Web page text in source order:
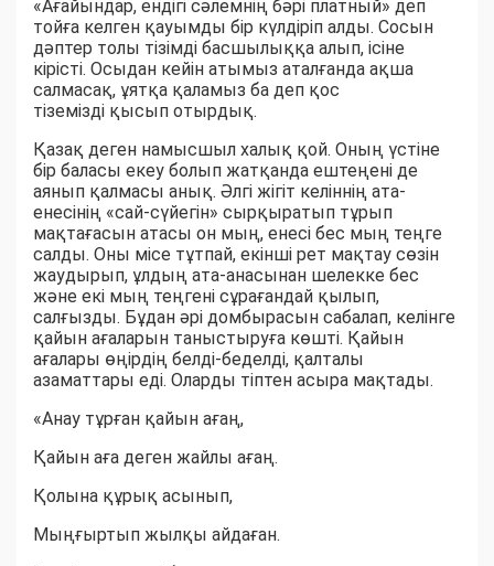
«Ағайындар, ендігі сәлемнің бәрі платный» деп
тойға келген қауымды бір күлдіріп алды. Сосын
дәптер толы тізімді басшылыққа алып, ісіне
кірісті. Осыдан кейін атымыз аталғанда ақша
салмасақ, ұятқа қаламыз ба деп қос
тіземізді қысып отырдық.
Қазақ деген намысшыл халық қой. Оның үстіне
бір баласы екеу болып жатқанда ештеңені де
аянып қалмасы анық. Әлгі жігіт келіннің ата-
енесінің «сай-сүйегін» сырқыратып тұрып
мақтағасын атасы он мың, енесі бес мың теңге
салды. Оны місе тұтпай, екінші рет мақтау сөзін
жаудырып, ұлдың ата-анасынан шелекке бес
және екі мың теңгені сұрағандай қылып,
салғызды. Бұдан әрі домбырасын сабалап, келінге
қайын ағаларын таныстыруға көшті. Қайын
ағалары өңірдің белді-беделді, қалталы
азаматтары еді. Оларды тіптен асыра мақтады.
«Анау тұрған қайын ағаң,
Қайын аға деген жайлы ағаң.
Қолына құрық асынып,
Мыңғыртып жылқы айдаған.